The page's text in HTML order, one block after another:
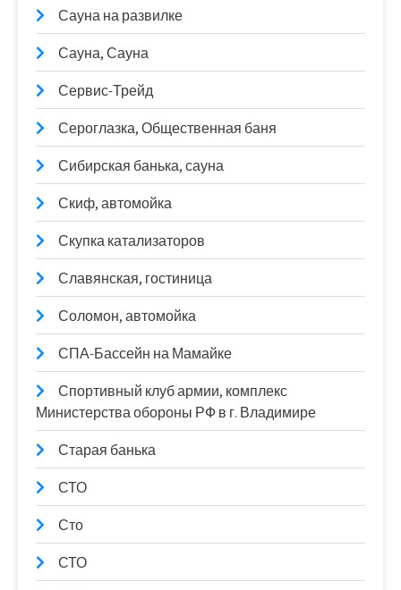
Сауна на развилке
Сауна, Сауна
Сервис-Трейд
Сероглазка, Общественная баня
Сибирская банька, сауна
Скиф, автомойка
Скупка катализаторов
Славянская, гостиница
Соломон, автомойка
СПА-Бассейн на Мамайке
Спортивный клуб армии, комплекс
Министерства обороны РФ в г. Владимире
Старая банька
СТО
Сто
СТО